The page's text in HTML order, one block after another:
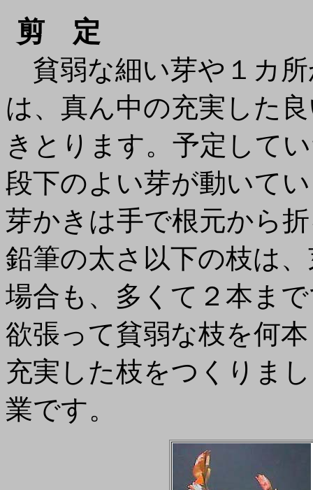
剪 定
貧弱な細い芽や１カ
は、真ん中の充実した
きとります。予定して
段下のよい芽が動いて
芽かきは手で根元から
鉛筆の太さ以下の枝は
場合も、多くて２本ま
欲張って貧弱な枝を何
充実した枝をつくりま
業です。